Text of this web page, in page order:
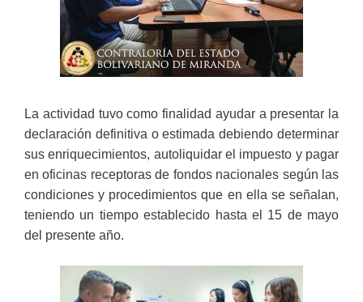
La actividad tuvo como finalidad ayudar a presentar la
declaración definitiva o estimada debiendo determinar
sus enriquecimientos, autoliquidar el impuesto y pagar
en oficinas receptoras de fondos nacionales según las
condiciones y procedimientos que en ella se señalan,
teniendo un tiempo establecido hasta el 15 de mayo
del presente año.